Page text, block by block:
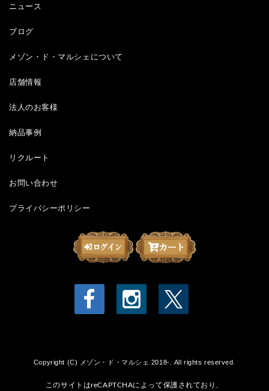
ニュース
ブログ
メゾン・ド・マルシェについて
店舗情報
法人のお客様
納品事例
リクルート
お問い合わせ
プライバシーポリシー
Copyright (C) メゾン・ド・マルシェ 2018-. All rights reserved.
このサイトはreCAPTCHAによって保護されており、